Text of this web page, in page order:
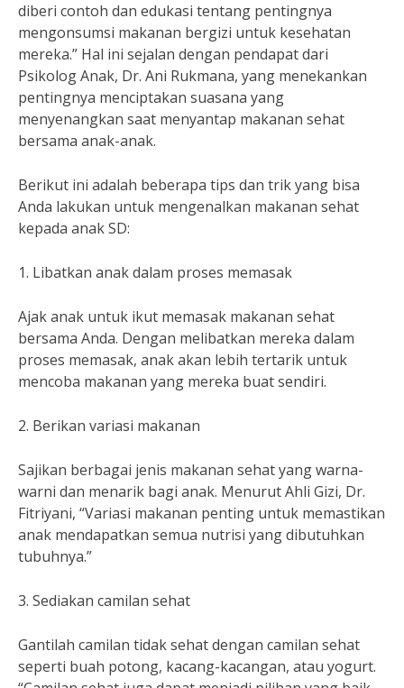
diberi contoh dan edukasi tentang pentingnya
mengonsumsi makanan bergizi untuk kesehatan
mereka.” Hal ini sejalan dengan pendapat dari
Psikolog Anak, Dr. Ani Rukmana, yang menekankan
pentingnya menciptakan suasana yang
menyenangkan saat menyantap makanan sehat
bersama anak-anak.
Berikut ini adalah beberapa tips dan trik yang bisa
Anda lakukan untuk mengenalkan makanan sehat
kepada anak SD:
1. Libatkan anak dalam proses memasak
Ajak anak untuk ikut memasak makanan sehat
bersama Anda. Dengan melibatkan mereka dalam
proses memasak, anak akan lebih tertarik untuk
mencoba makanan yang mereka buat sendiri.
2. Berikan variasi makanan
Sajikan berbagai jenis makanan sehat yang warna-
warni dan menarik bagi anak. Menurut Ahli Gizi, Dr.
Fitriyani, “Variasi makanan penting untuk memastikan
anak mendapatkan semua nutrisi yang dibutuhkan
tubuhnya.”
3. Sediakan camilan sehat
Gantilah camilan tidak sehat dengan camilan sehat
seperti buah potong, kacang-kacangan, atau yogurt.